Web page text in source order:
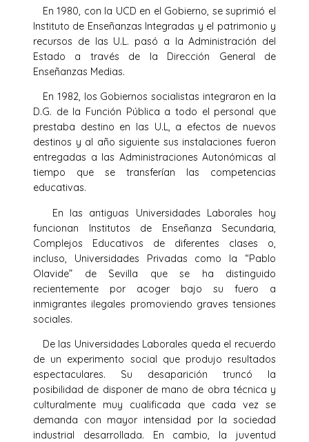
En 1980, con la UCD en el Gobierno, se suprimió el
Instituto de Enseñanzas Integradas y el patrimonio y
recursos de las U.L. pasó a la Administración del
Estado a través de la Dirección General de
Enseñanzas Medias.
En 1982, los Gobiernos socialistas integraron en la
D.G. de la Función Pública a todo el personal que
prestaba destino en las U.L, a efectos de nuevos
destinos y al año siguiente sus instalaciones fueron
entregadas a las Administraciones Autonómicas al
tiempo que se transferían las competencias
educativas.
En las antiguas Universidades Laborales hoy
funcionan Institutos de Enseñanza Secundaria,
Complejos Educativos de diferentes clases o,
incluso, Universidades Privadas como la “Pablo
Olavide” de Sevilla que se ha distinguido
recientemente por acoger bajo su fuero a
inmigrantes ilegales promoviendo graves tensiones
sociales.
De las Universidades Laborales queda el recuerdo
de un experimento social que produjo resultados
espectaculares. Su desaparición truncó la
posibilidad de disponer de mano de obra técnica y
culturalmente muy cualificada que cada vez se
demanda con mayor intensidad por la sociedad
industrial desarrollada. En cambio, la juventud